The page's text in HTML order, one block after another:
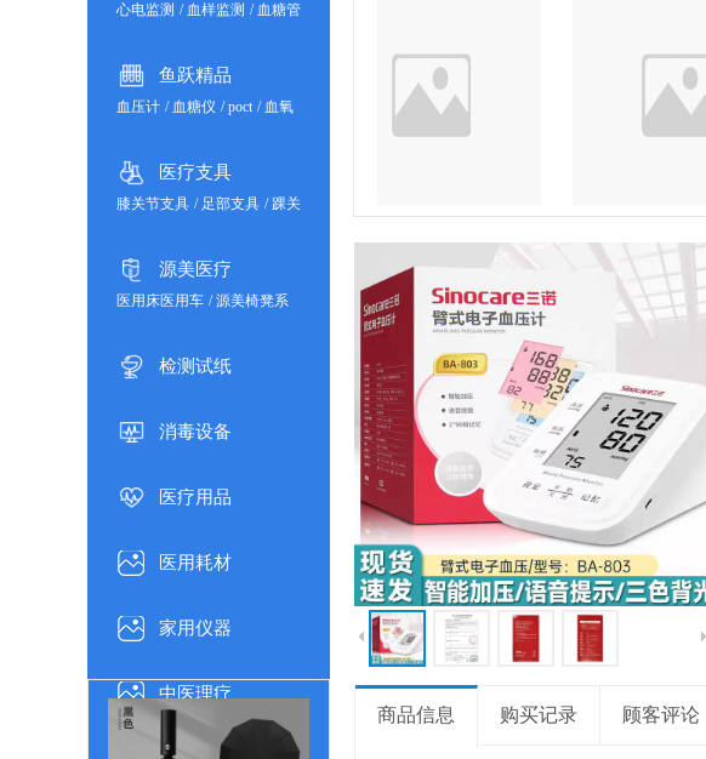
心电监测 / 血样监测 / 血糖管
温监测
鱼跃精品
血压计 / 血糖仪 / poct / 血氧
/ 呼吸机
/ 吸引器 / 健康产品
医疗支具
膝关节支具 / 足部支具 / 踝关
手部支具
源美医疗
医用床医用车 / 源美椅凳系
拐杖
/ 气垫系列 / 医用品
检测试纸
消毒设备
医疗用品
医用耗材
家用仪器
中医理疗
没有文本 没有文本
商品信息 购买记录 顾客评论